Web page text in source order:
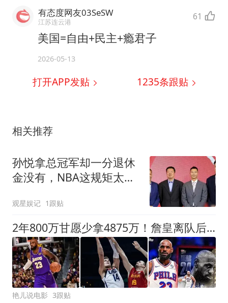
有态度网友03SeSW
江苏连云港 61
美国=自由+民主+瘾君子
2026-05-13
打开APP发贴 1235条跟贴
相关推荐
孙悦拿总冠军却一分退休
金没有，NBA这规矩太狠
观星娱记 1跟贴
2年800万甘愿少拿4875万！詹皇离队后，湖人砸4.46亿豪赌西部格局
艳儿说电影 3跟贴